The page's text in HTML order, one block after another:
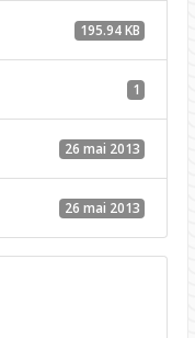
195.94 KB
1
26 mai 2013
26 mai 2013